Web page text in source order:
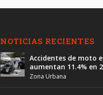
NOTICIAS RECIENTES
Accidentes de moto
aumentan 11.4% en
Zona Urbana